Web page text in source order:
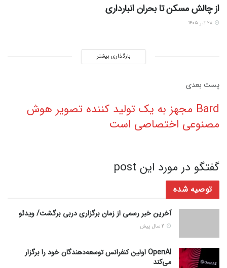
از چالش مسکن تا بحران انبارداری
بارگذاری بیشتر
پست‌ بعدی
Bard مجهز به یک تولید کننده تصویر هوش
مصنوعی اختصاصی است
گفتگو در مورد این post
توصیه شده
آخرین خبر رسمی از زمان برگزاری دربی برگشت/ ویدئو
OpenAI اولین کنفرانس توسعه‌دهندگان خود را برگزار
می‌کند